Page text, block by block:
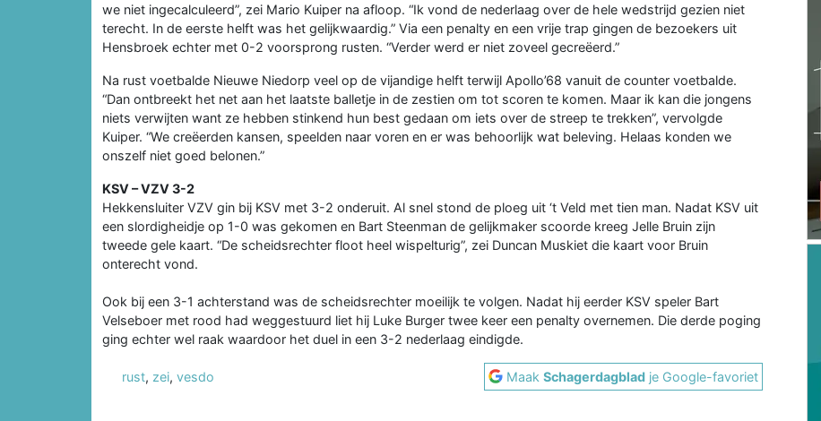
we niet ingecalculeerd”, zei Mario Kuiper na afloop. “Ik vond de nederlaag over de hele wedstrijd gezien niet
terecht. In de eerste helft was het gelijkwaardig.” Via een penalty en een vrije trap gingen de bezoekers uit
Hensbroek echter met 0-2 voorsprong rusten. “Verder werd er niet zoveel gecreëerd.”
Na rust voetbalde Nieuwe Niedorp veel op de vijandige helft terwijl Apollo’68 vanuit de counter voetbalde.
“Dan ontbreekt het net aan het laatste balletje in de zestien om tot scoren te komen. Maar ik kan die jongens
niets verwijten want ze hebben stinkend hun best gedaan om iets over de streep te trekken”, vervolgde
Kuiper. “We creëerden kansen, speelden naar voren en er was behoorlijk wat beleving. Helaas konden we
onszelf niet goed belonen.”
KSV – VZV 3-2
Hekkensluiter VZV gin bij KSV met 3-2 onderuit. Al snel stond de ploeg uit ‘t Veld met tien man. Nadat KSV uit
een slordigheidje op 1-0 was gekomen en Bart Steenman de gelijkmaker scoorde kreeg Jelle Bruin zijn
tweede gele kaart. “De scheidsrechter floot heel wispelturig”, zei Duncan Muskiet die kaart voor Bruin
onterecht vond.
Ook bij een 3-1 achterstand was de scheidsrechter moeilijk te volgen. Nadat hij eerder KSV speler Bart
Velseboer met rood had weggestuurd liet hij Luke Burger twee keer een penalty overnemen. Die derde poging
ging echter wel raak waardoor het duel in een 3-2 nederlaag eindigde.
rust, zei, vesdo MaakSchagerdagblad je Google-favoriet